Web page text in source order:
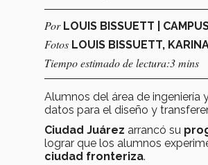
Por LOUIS BISSUETT |
Fotos LOUIS BISSUETT,
Tiempo estimado de lectura:3 mins
Alumnos del área de ingeniería
datos para el diseño y
Ciudad Juárez arrancó su
lograr que los alumnos
ciudad fronteriza.